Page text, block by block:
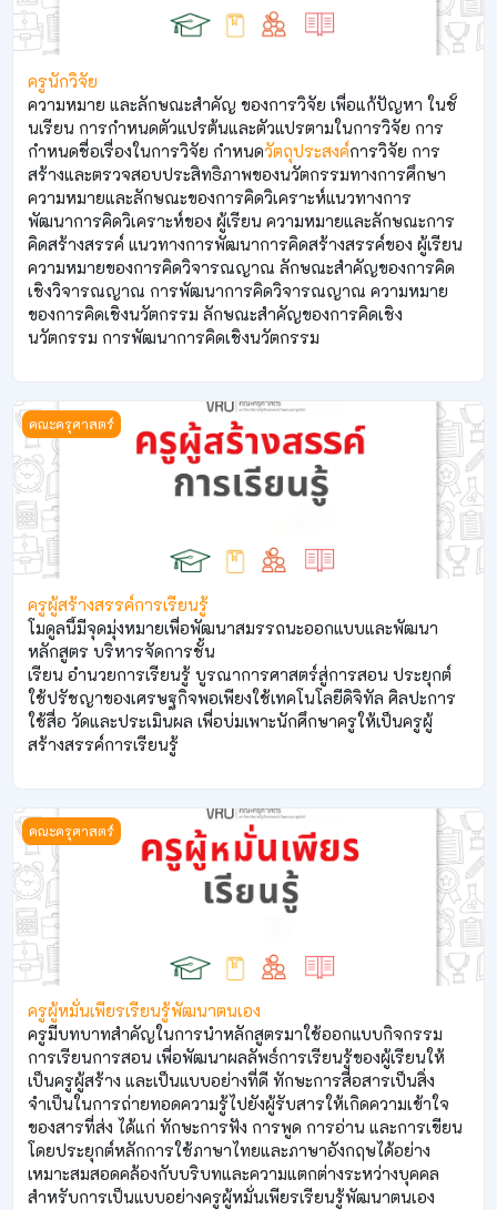
ครูนักวิจัย
ความหมาย และลักษณะสำคัญ ของการวิจัย เพื่อแก้ปัญหา ในชั้
นเรียน การกำหนดตัวแปรต้นและตัวแปรตามในการวิจัย การ
กำหนดชื่อเรื่องในการวิจัย กำหนดวัตถุประสงค์การวิจัย การ
สร้างและตรวจสอบประสิทธิภาพของนวัตกรรมทางการศึกษา
ความหมายและลักษณะของการคิดวิเคราะห์แนวทางการ
พัฒนาการคิดวิเคราะห์ของ ผู้เรียน ความหมายและลักษณะการ
คิดสร้างสรรค์ แนวทางการพัฒนาการคิดสร้างสรรค์ของ ผู้เรียน
ความหมายของการคิดวิจารณญาณ ลักษณะสำคัญของการคิด
เชิงวิจารณญาณ การพัฒนาการคิดวิจารณญาณ ความหมาย
ของการคิดเชิงนวัตกรรม ลักษณะสำคัญของการคิดเชิง
นวัตกรรม การพัฒนาการคิดเชิงนวัตกรรม
ครูผู้สร้างสรรค์การเรียนรู้
คณะครุศาสตร์
ครูผู้สร้างสรรค์การเรียนรู้
โมดูลนี้มีจุดมุ่งหมายเพื่อพัฒนาสมรรถนะออกแบบและพัฒนา
หลักสูตร บริหารจัดการชั้น
เรียน อำนวยการเรียนรู้ บูรณาการศาสตร์สู่การสอน ประยุกต์
ใช้ปรัชญาของเศรษฐกิจพอเพียงใช้เทคโนโลยีดิจิทัล ศิลปะการ
ใช้สื่อ วัดและประเมินผล เพื่อบ่มเพาะนักศึกษาครูให้เป็นครูผู้
สร้างสรรค์การเรียนรู้
ครูผู้หมั่นเพียรเรียนรู้พัฒนาตนเอง
คณะครุศาสตร์
ครูผู้หมั่นเพียรเรียนรู้พัฒนาตนเอง
ครูมีบทบาทสำคัญในการนำหลักสูตรมาใช้ออกแบบกิจกรรม
การเรียนการสอน เพื่อพัฒนาผลลัพธ์การเรียนรู้ของผู้เรียนให้
เป็นครูผู้สร้าง และเป็นแบบอย่างที่ดี ทักษะการสื่อสารเป็นสิ่ง
จำเป็นในการถ่ายทอดความรู้ไปยังผู้รับสารให้เกิดความเข้าใจ
ของสารที่ส่ง ได้แก่ ทักษะการฟัง การพูด การอ่าน และการเขียน
โดยประยุกต์หลักการใช้ภาษาไทยและภาษาอังกฤษได้อย่าง
เหมาะสมสอดคล้องกับบริบทและความแตกต่างระหว่างบุคคล
สำหรับการเป็นแบบอย่างครูผู้หมั่นเพียรเรียนรู้พัฒนาตนเอง